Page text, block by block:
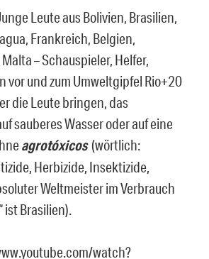
Leute aus Bolivien, Brasilien,
Frankreich, Belgien,
– Schauspieler, Helfer,
vor und zum Umweltgipfel Rio+20
die Leute bringen, das
sauberes Wasser oder auf eine
agrotóxicos(wörtlich:
Herbizide, Insektizide,
Weltmeister im Verbrauch
ist Brasilien).
watch?